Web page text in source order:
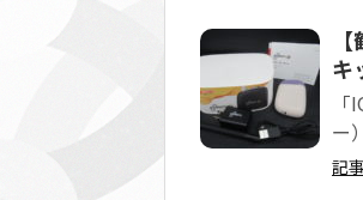
キ
ー
記